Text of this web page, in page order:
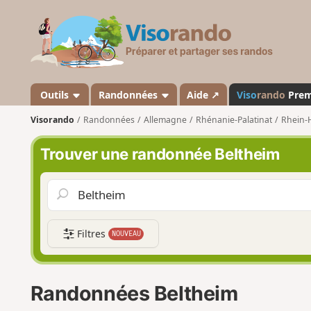
s
a
n
d
o
Outils Randonnées Aide ↗ Visorando
Visorando Randonnées Allemagne Rhénanie-Palatinat Rhein-
Trouver une randonnée Beltheim
Filtres NOUVEAU
Randonnées Beltheim